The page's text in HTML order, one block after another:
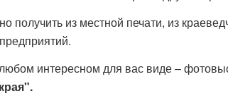
из местной печати, из
интересном для вас виде –